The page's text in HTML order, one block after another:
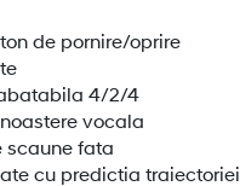
de pornire/oprire
4/2/4
vocala
scaune fata
cu predictia traiectoriei